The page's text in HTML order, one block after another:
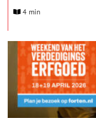
Maastricht in één groot
dan ooit.
4 min